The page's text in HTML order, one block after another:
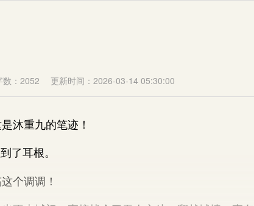
数：2052 更新时间：2026-03-14 05:30:00
重九的笔迹！
了耳根。
个调调！